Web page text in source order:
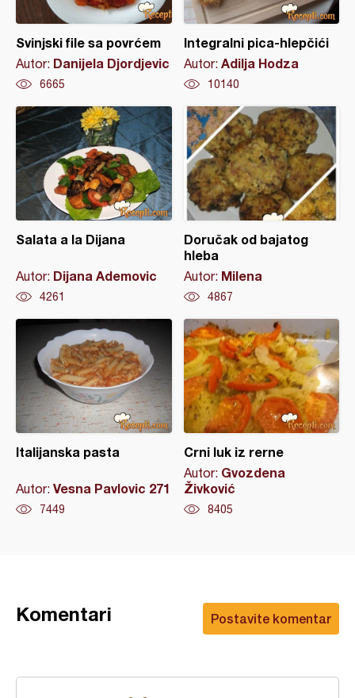
Svinjski file sa povrćem
Autor: Danijela Djordjevic
6665
Integralni pica-hlepčići
Autor: Adilja Hodza
10140
Salata a la Dijana
Autor: Dijana Ademovic
4261
Doručak od bajatog
hleba
Autor: Milena
4867
Italijanska pasta
Autor: Vesna Pavlovic 271
7449
Crni luk iz rerne
Autor: Gvozdena
Živković
8405
Postavite komentar
Komentari